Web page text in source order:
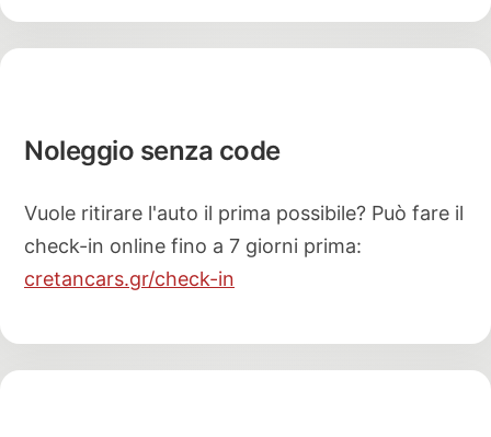
Noleggio senza code
Vuole ritirare l'auto il prima possibile? Può fare il
check-in online fino a 7 giorni prima:
cretancars.gr/check-in